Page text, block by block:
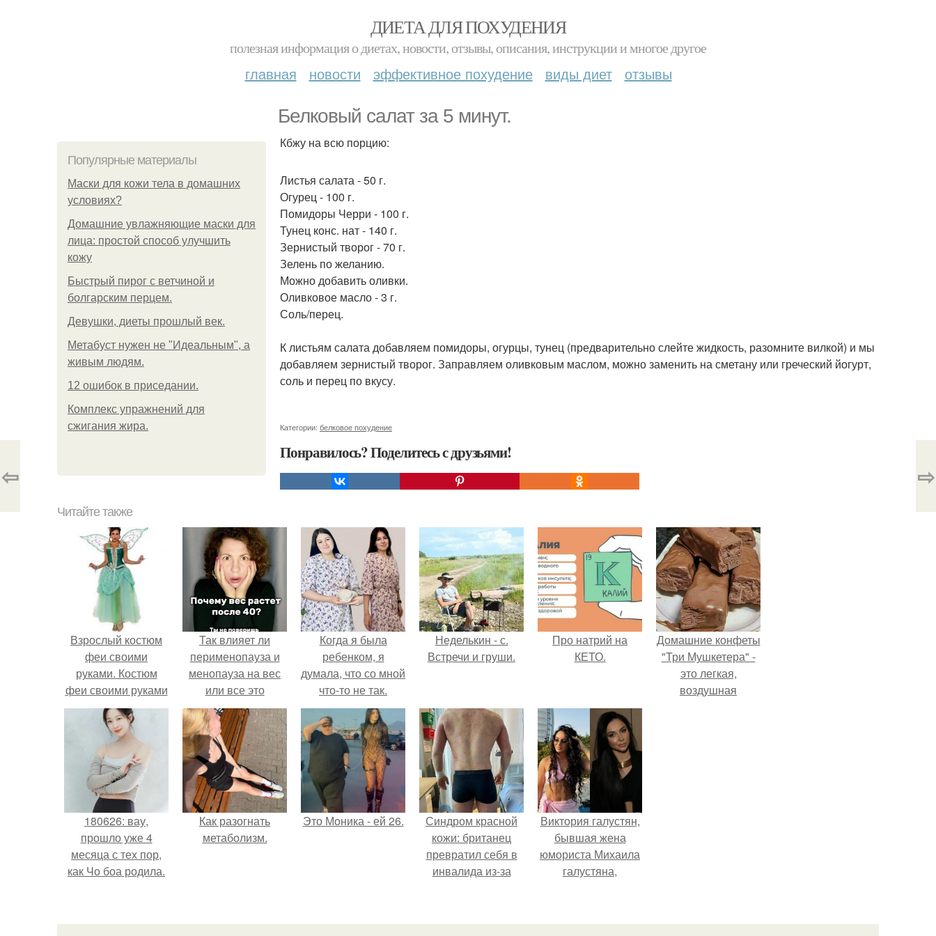
ДИЕТА ДЛЯ ПОХУДЕНИЯ
полезная информация о диетах, новости, отзывы, описания, инструкции и многое другое
главная новости эффективное похудение виды диет отзывы
Белковый салат за 5 минут.
Популярные материалы
Маски для кожи тела в домашних
условиях?
Домашние увлажняющие маски для
лица: простой способ улучшить
кожу
Быстрый пирог с ветчиной и
болгарским перцем.
Девушки, диеты прошлый век.
Метабуст нужен не "Идеальным", а
живым людям.
12 ошибок в приседании.
Комплекс упражнений для
сжигания жира.
Кбжу на всю порцию:
Листья салата - 50 г.
Огурец - 100 г.
Помидоры Черри - 100 г.
Тунец конс. нат - 140 г.
Зернистый творог - 70 г.
Зелень по желанию.
Можно добавить оливки.
Оливковое масло - 3 г.
Соль/перец.
К листьям салата добавляем помидоры, огурцы, тунец (предварительно слейте жидкость, разомните вилкой) и мы
добавляем зернистый творог. Заправляем оливковым маслом, можно заменить на сметану или греческий йогурт,
соль и перец по вкусу.
Категории: белковое похудение
Понравилось? Поделитесь с друзьями!
⇦ ⇨
Читайте также
Взрослый костюм
феи своими
руками. Костюм
феи своими руками
за несколько часов
Так влияет ли
перименопауза и
менопауза на вес
или все это
ерунда?
Когда я была
ребенком, я
думала, что со мной
что-то не так.
Неделькин - с.
Встречи и груши.
Про натрий на
КЕТО.
Домашние конфеты
"Три Мушкетера" -
это легкая,
воздушная
180626: вау,
прошло уже 4
месяца с тех пор,
как Чо боа родила.
Как разогнать
метаболизм.
Это Моника - ей 26.
Синдром красной
кожи: британец
превратил себя в
инвалида из-за
мази.
Виктория галустян,
бывшая жена
юмориста Михаила
галустяна,
последствиях